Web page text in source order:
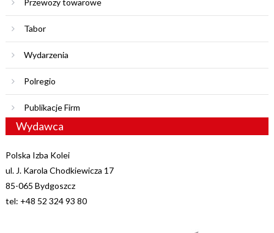
Przewozy towarowe
Tabor
Wydarzenia
Polregio
Publikacje Firm
Wydawca
Polska Izba Kolei
ul. J. Karola Chodkiewicza 17
85-065 Bydgoszcz
tel: +48 52 324 93 80